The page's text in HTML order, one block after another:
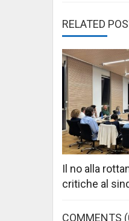
RELATED
Il no alla
critiche al
COMMENTS